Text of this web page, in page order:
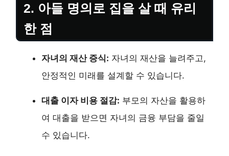
2. 아들 명의로 집을 살 때 유리
한 점
자녀의 재산 증식: 자녀의 재산을 늘려주고,
안정적인 미래를 설계할 수 있습니다.
대출 이자 비용 절감: 부모의 자산을 활용하
여 대출을 받으면 자녀의 금융 부담을 줄일
수 있습니다.